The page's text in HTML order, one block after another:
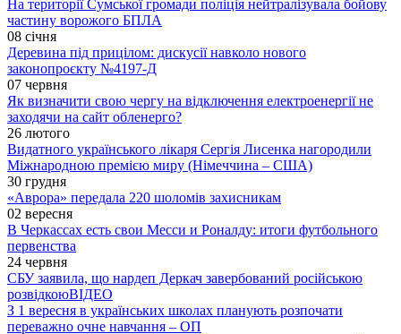
На території Сумської громади поліція нейтралізувала бойову
частину ворожого БПЛА
08 січня
Деревина під прицілом: дискусії навколо нового
законопроєкту №4197-Д
07 червня
Як визначити свою чергу на відключення електроенергії не
заходячи на сайт обленерго?
26 лютого
Видатного українського лікаря Сергія Лисенка нагородили
Міжнародною премією миру (Німеччина – США)
30 грудня
«Аврора» передала 220 шоломів захисникам
02 вересня
В Черкассах есть свои Месси и Роналду: итоги футбольного
первенства
24 червня
СБУ заявила, що нардеп Деркач завербований російською
розвідкоюВІДЕО
З 1 вересня в українських школах планують розпочати
переважно очне навчання – ОП